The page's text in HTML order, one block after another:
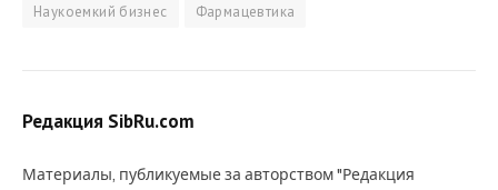
Наукоемкий бизнес
Фармацевтика
Редакция SibRu.com
Материалы, публикуемые за авторством "Редакция